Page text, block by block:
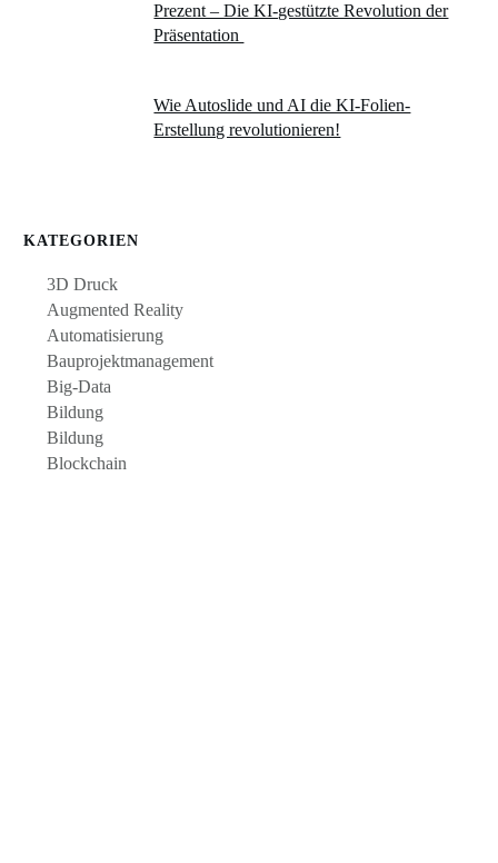
Prezent – Die KI-gestützte Revolution der
Präsentation
Wie Autoslide und AI die KI-Folien-
Erstellung revolutionieren!
KATEGORIEN
3D Druck
Augmented Reality
Automatisierung
Bauprojektmanagement
Big-Data
Bildung
Bildung
Blockchain